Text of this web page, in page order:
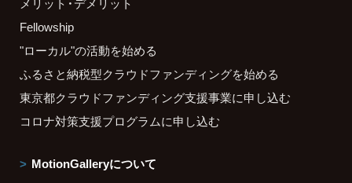
Fellowship
"ローカル"の活動を始める
ふるさと納税型クラウドファンディングを始める
東京都クラウドファンディング支援事業に申し込む
コロナ対策支援プログラムに申し込む
MotionGalleryについて